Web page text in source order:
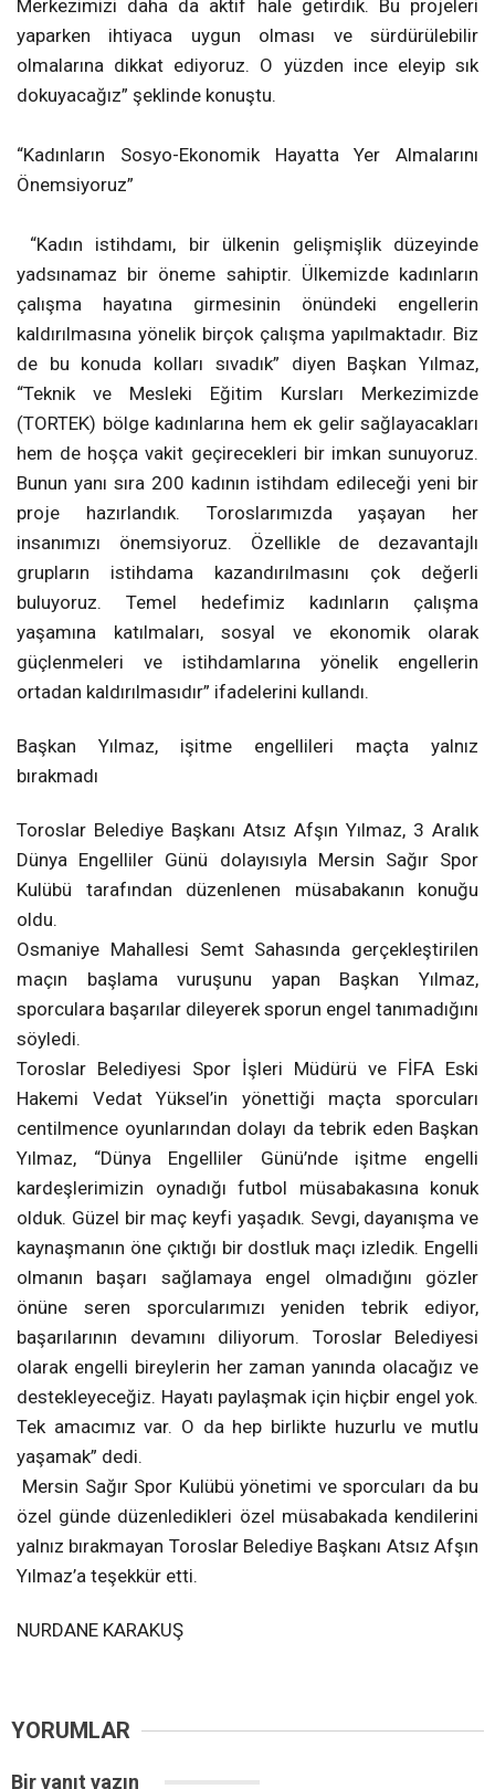
Merkezimizi daha da aktif hale getirdik. Bu projeleri
yaparken ihtiyaca uygun olması ve sürdürülebilir
olmalarına dikkat ediyoruz. O yüzden ince eleyip sık
dokuyacağız” şeklinde konuştu.
“Kadınların Sosyo-Ekonomik Hayatta Yer Almalarını
Önemsiyoruz”
“Kadın istihdamı, bir ülkenin gelişmişlik düzeyinde
yadsınamaz bir öneme sahiptir. Ülkemizde kadınların
çalışma hayatına girmesinin önündeki engellerin
kaldırılmasına yönelik birçok çalışma yapılmaktadır. Biz
de bu konuda kolları sıvadık” diyen Başkan Yılmaz,
“Teknik ve Mesleki Eğitim Kursları Merkezimizde
(TORTEK) bölge kadınlarına hem ek gelir sağlayacakları
hem de hoşça vakit geçirecekleri bir imkan sunuyoruz.
Bunun yanı sıra 200 kadının istihdam edileceği yeni bir
proje hazırlandık. Toroslarımızda yaşayan her
insanımızı önemsiyoruz. Özellikle de dezavantajlı
grupların istihdama kazandırılmasını çok değerli
buluyoruz. Temel hedefimiz kadınların çalışma
yaşamına katılmaları, sosyal ve ekonomik olarak
güçlenmeleri ve istihdamlarına yönelik engellerin
ortadan kaldırılmasıdır” ifadelerini kullandı.
Başkan Yılmaz, işitme engellileri maçta yalnız
bırakmadı
Toroslar Belediye Başkanı Atsız Afşın Yılmaz, 3 Aralık
Dünya Engelliler Günü dolayısıyla Mersin Sağır Spor
Kulübü tarafından düzenlenen müsabakanın konuğu
oldu.
Osmaniye Mahallesi Semt Sahasında gerçekleştirilen
maçın başlama vuruşunu yapan Başkan Yılmaz,
sporculara başarılar dileyerek sporun engel tanımadığını
söyledi.
Toroslar Belediyesi Spor İşleri Müdürü ve FİFA Eski
Hakemi Vedat Yüksel’in yönettiği maçta sporcuları
centilmence oyunlarından dolayı da tebrik eden Başkan
Yılmaz, “Dünya Engelliler Günü’nde işitme engelli
kardeşlerimizin oynadığı futbol müsabakasına konuk
olduk. Güzel bir maç keyfi yaşadık. Sevgi, dayanışma ve
kaynaşmanın öne çıktığı bir dostluk maçı izledik. Engelli
olmanın başarı sağlamaya engel olmadığını gözler
önüne seren sporcularımızı yeniden tebrik ediyor,
başarılarının devamını diliyorum. Toroslar Belediyesi
olarak engelli bireylerin her zaman yanında olacağız ve
destekleyeceğiz. Hayatı paylaşmak için hiçbir engel yok.
Tek amacımız var. O da hep birlikte huzurlu ve mutlu
yaşamak” dedi.
Mersin Sağır Spor Kulübü yönetimi ve sporcuları da bu
özel günde düzenledikleri özel müsabakada kendilerini
yalnız bırakmayan Toroslar Belediye Başkanı Atsız Afşın
Yılmaz’a teşekkür etti.
NURDANE KARAKUŞ
YORUMLAR
Bir yanıt yazın